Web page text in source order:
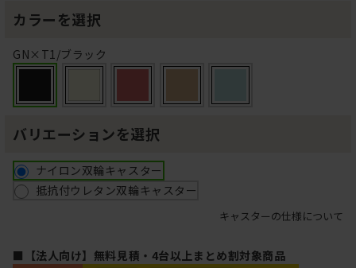
カラーを選択
GN×T1/ブラック
バリエーションを選択
ナイロン双輪キャスター
抵抗付ウレタン双輪キャスター
キャスターの仕様について
■【法人向け】無料見積・4台以上まとめ割対象商品